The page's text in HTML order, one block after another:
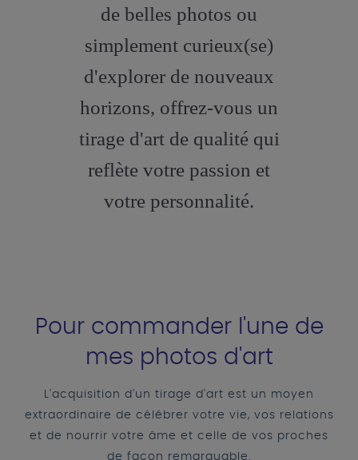
de belles photos ou
simplement curieux(se)
d'explorer de nouveaux
horizons, offrez-vous un
tirage d'art de qualité qui
reflète votre passion et
votre personnalité.
Pour commander l'une de
mes photos d'art
L'acquisition d'un tirage d'art est un moyen
extraordinaire de célébrer votre vie, vos relations
et de nourrir votre âme et celle de vos proches
de façon remarquable.